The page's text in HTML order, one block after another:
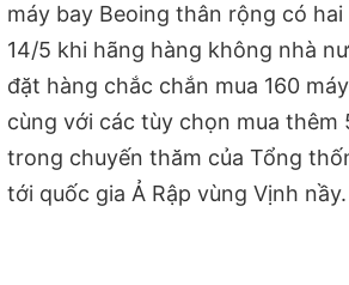
máy bay Beoing thân rộng có
14/5 khi hãng hàng không nhà
đặt hàng chắc chắn mua 160
cùng với các tùy chọn mua thêm
trong chuyến thăm của Tổng
tới quốc gia Ả Rập vùng Vịnh nầy.